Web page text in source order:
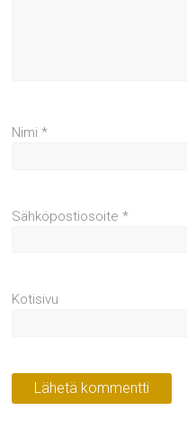
Nimi*
Sähköpostiosoite*
Kotisivu